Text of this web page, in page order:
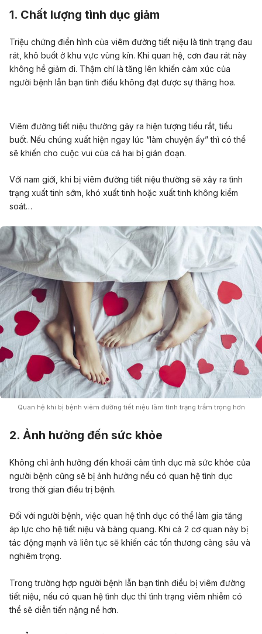
1. Chất lượng tình dục giảm
Triệu chứng điển hình của viêm đường tiết niệu là tình trạng đau
rát, khô buốt ở khu vực vùng kín. Khi quan hệ, cơn đau rát này
không hề giảm đi. Thậm chí là tăng lên khiến cảm xúc của
người bệnh lẫn bạn tình điều không đạt được sự thăng hoa.
Viêm đường tiết niệu thường gây ra hiện tượng tiểu rắt, tiểu
buốt. Nếu chúng xuất hiện ngay lúc “làm chuyện ấy” thì có thể
sẽ khiến cho cuộc vui của cả hai bị gián đoạn.
Với nam giới, khi bị viêm đường tiết niệu thường sẽ xảy ra tình
trạng xuất tinh sớm , khó xuất tinh hoặc xuất tinh không kiểm
soát…
Quan hệ khi bị bệnh viêm đường tiết niệu làm tình trạng trầm trọng hơn
2. Ảnh hưởng đến sức khỏe
Không chỉ ảnh hưởng đến khoái cảm tình dục mà sức khỏe của
người bệnh cũng sẽ bị ảnh hưởng nếu có quan hệ tình dục
trong thời gian điều trị bệnh.
Đối với người bệnh, việc quan hệ tình dục có thể làm gia tăng
áp lực cho hệ tiết niệu và bàng quang. Khi cả 2 cơ quan này bị
tác động mạnh và liên tục sẽ khiến các tổn thương càng sâu và
nghiêm trọng.
Trong trường hợp người bệnh lẫn bạn tình điều bị viêm đường
tiết niệu, nếu có quan hệ tình dục thì tình trạng viêm nhiễm có
thể sẽ diễn tiến nặng nề hơn.